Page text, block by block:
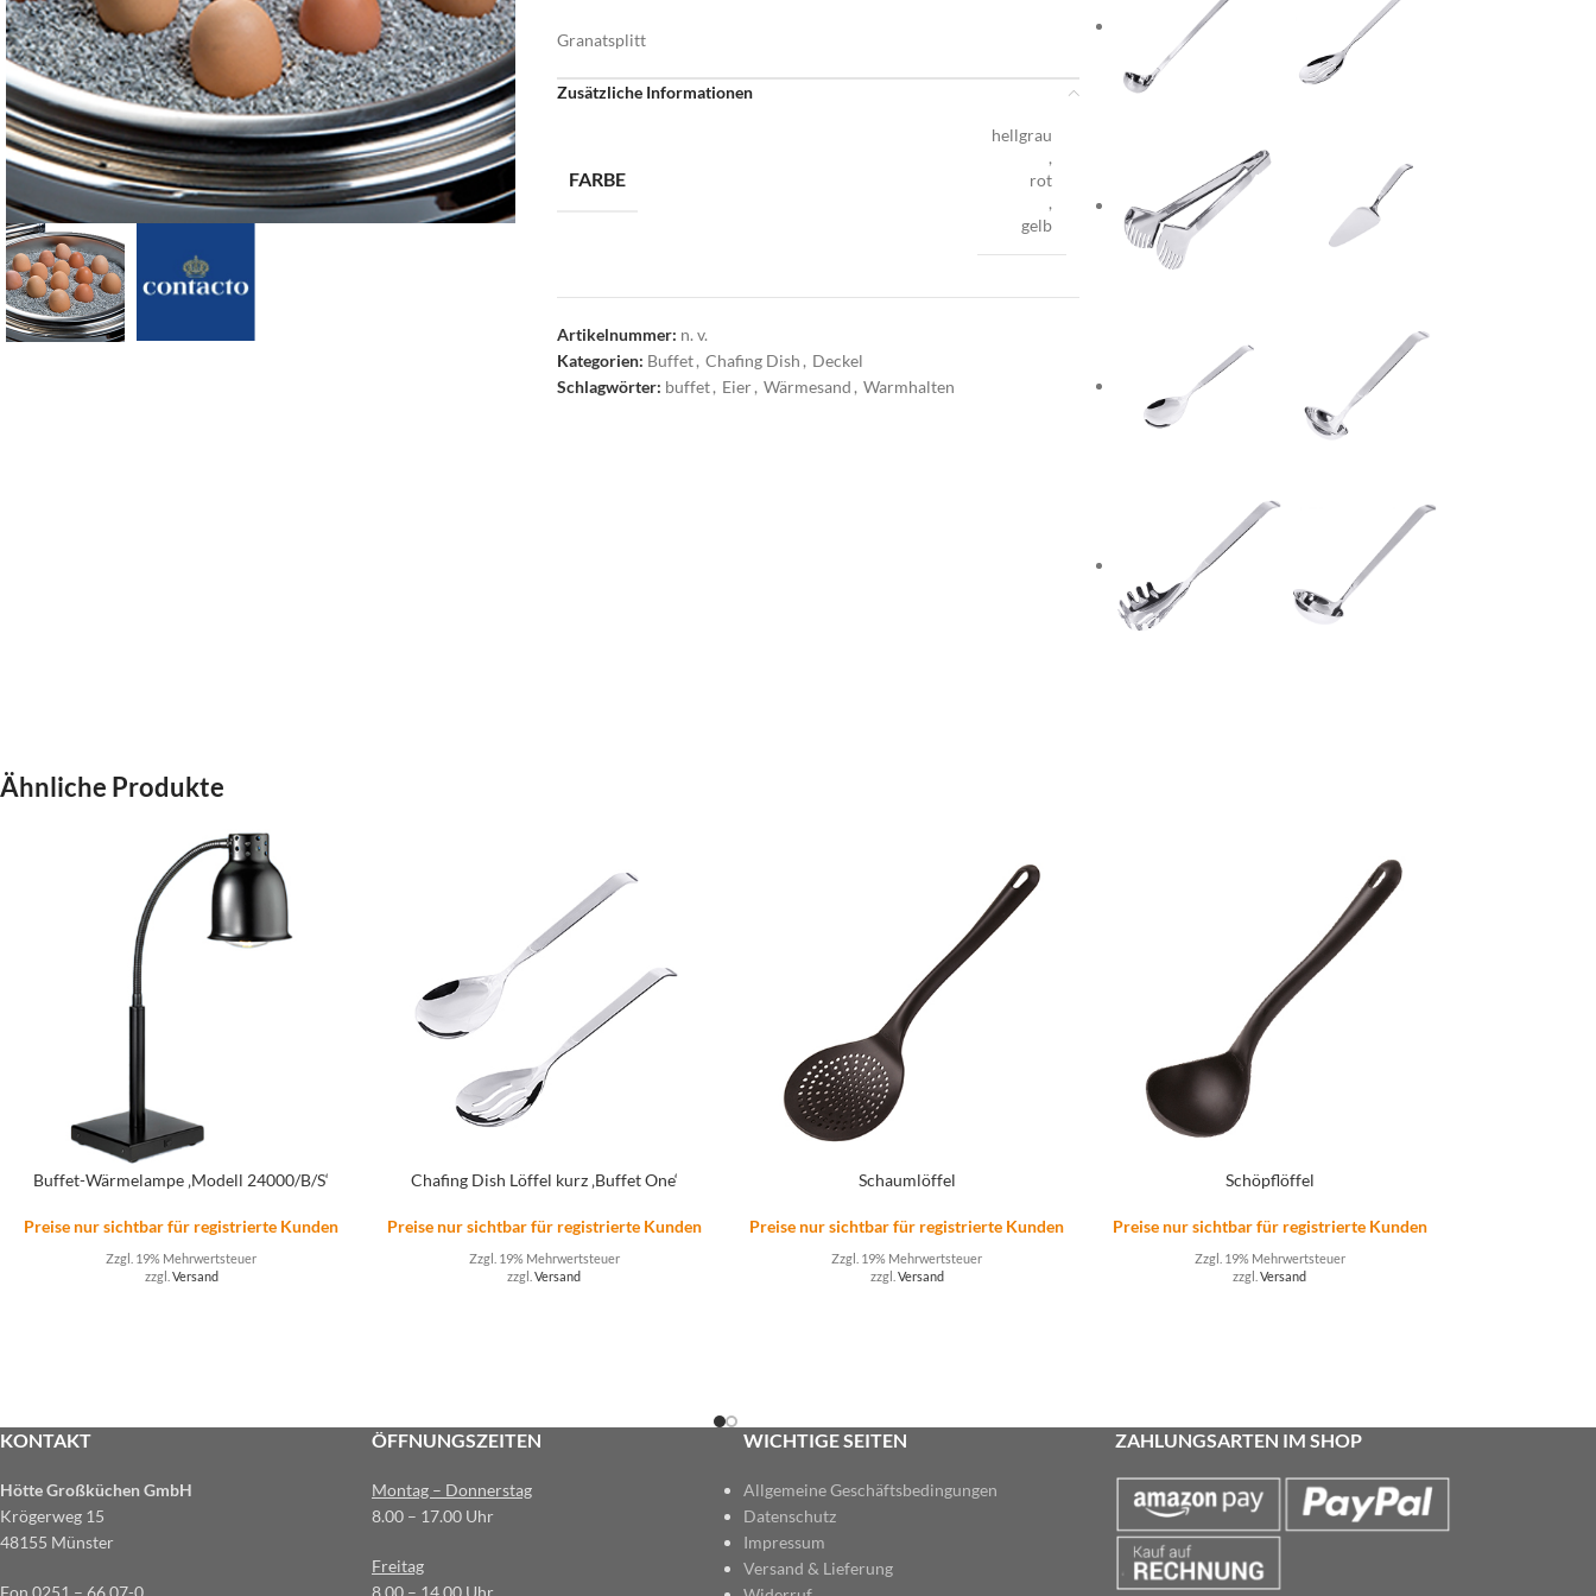
Granatsplitt
Zusätzliche Informationen
FARBE
hellgrau
,
rot
,
gelb
Artikelnummer: n. v.
Kategorien: Buffet, Chafing Dish , Deckel
Schlagwörter: buffet, Eier, Wärmesand , Warmhalten
Ähnliche Produkte
Buffet-Wärmelampe ‚Modell 24000/B/S‘
Preise nur sichtbar für registrierte Kunden
Zzgl. 19% Mehrwertsteuer
zzgl. Versand
Chafing Dish Löffel kurz ‚Buffet One‘
Preise nur sichtbar für registrierte Kunden
Zzgl. 19% Mehrwertsteuer
zzgl.Versand
Schaumlöffel
Preise nur sichtbar für registrierte Kunden
Zzgl. 19% Mehrwertsteuer
zzgl. Versand
Schöpflöffel
Preise nur sichtbar für registrierte Kunden
Zzgl. 19% Mehrwertsteuer
zzgl.Versand
KONTAKT
Hötte Großküchen GmbH
Krögerweg 15
48155 Münster
Fon 0251 – 66 07-0
ÖFFNUNGSZEITEN
Montag – Donnerstag
8.00 – 17.00 Uhr
Freitag
8.00 – 14.00 Uhr
WICHTIGE SEITEN
Allgemeine Geschäftsbedingungen
Datenschutz
Impressum
Versand & Lieferung
ZAHLUNGSARTEN IM SHOP